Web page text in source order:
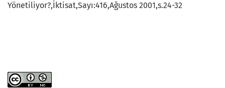
Yönetiliyor?,İktisat,Sayı:416,Ağustos 2001,s.24-32